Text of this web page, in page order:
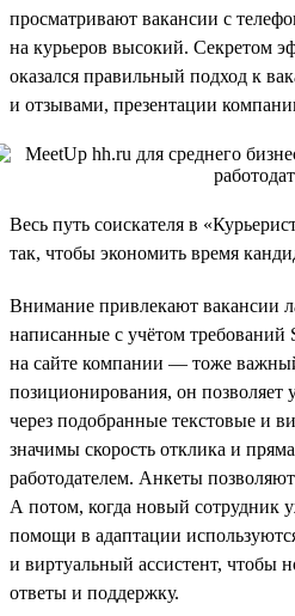
просматривают вакансии с
на курьеров высокий. Секретом
оказался правильный подход к
и отзывами, презентации
Весь путь соискателя в
так, чтобы экономить время
Внимание привлекают вакансии
написанные с учётом требований
на сайте компании — тоже
позиционирования, он позволяет
через подобранные текстовые и
значимы скорость отклика и
работодателем. Анкеты
А потом, когда новый сотрудник
помощи в адаптации
и виртуальный ассистент, чтобы
ответы и поддержку.